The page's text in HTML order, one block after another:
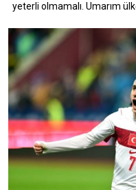
yeterli olmamalı. Umarım